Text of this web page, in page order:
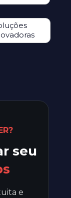
seu
e